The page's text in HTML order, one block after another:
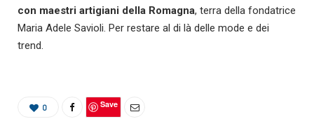
con maestri artigiani della Romagna, terra della fondatrice
Maria Adele Savioli. Per restare al di là delle mode e dei
trend.
0 Save